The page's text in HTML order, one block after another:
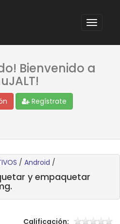
Bienvenido a
Regístrate
/ Android /
y empaquetar
Calificación: